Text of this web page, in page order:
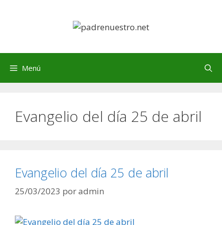
Menú
Evangelio del día 25 de abril
Evangelio del día 25 de abril
25/03/2023 poradmin